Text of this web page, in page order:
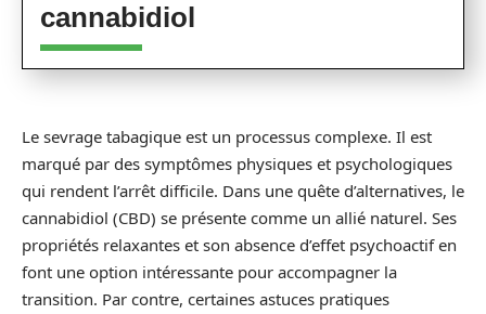
cannabidiol
Le sevrage tabagique est un processus complexe. Il est
marqué par des symptômes physiques et psychologiques
qui rendent l’arrêt difficile. Dans une quête d’alternatives, le
cannabidiol (CBD) se présente comme un allié naturel. Ses
propriétés relaxantes et son absence d’effet psychoactif en
font une option intéressante pour accompagner la
transition. Par contre, certaines astuces pratiques